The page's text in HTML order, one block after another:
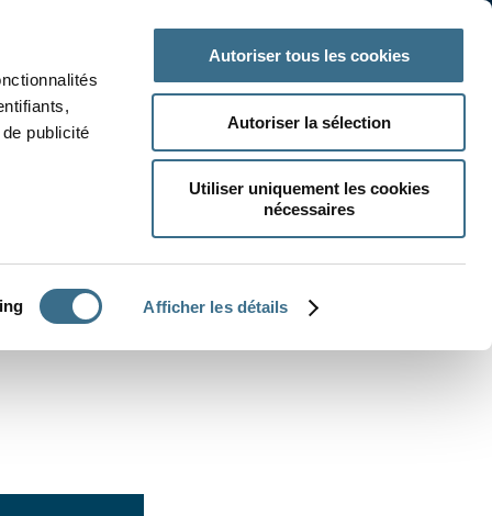
publicité
Afficher les détails
Autoriser tous les cookies
Autoriser la sélection
Utiliser uniquement les cookies
nécessaires